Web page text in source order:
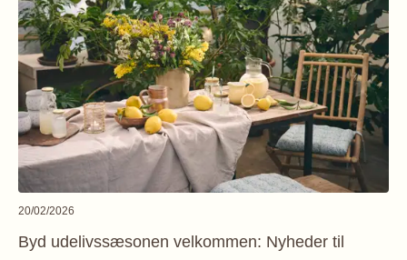
20/02/2026
Byd udelivssæsonen velkommen: Nyheder til